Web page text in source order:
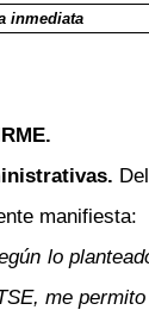
inmediata
manifiesta:
lo
me